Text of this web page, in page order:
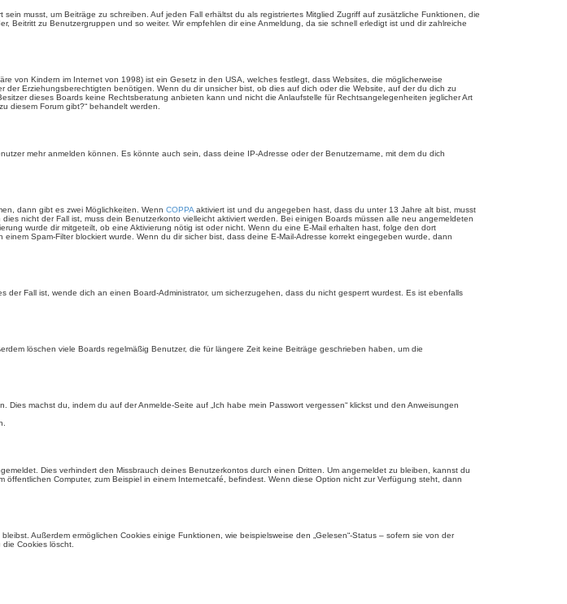
musst, um Beiträge zu schreiben. Auf jeden Fall erhältst du als registriertes Mitglied Zugriff auf zusätzliche Funktionen, die
Beitritt zu Benutzergruppen und so weiter. Wir empfehlen dir eine Anmeldung, da sie schnell erledigt ist und dir zahlreiche
von Kindern im Internet von 1998) ist ein Gesetz in den USA, welches festlegt, dass Websites, die möglicherweise
Erziehungsberechtigten benötigen. Wenn du dir unsicher bist, ob dies auf dich oder die Website, auf der du dich zu
dieses Boards keine Rechtsberatung anbieten kann und nicht die Anlaufstelle für Rechtsangelegenheiten jeglicher Art
diesem Forum gibt?“ behandelt werden.
mehr anmelden können. Es könnte auch sein, dass deine IP-Adresse oder der Benutzername, mit dem du dich
dann gibt es zwei Möglichkeiten. Wenn COPPA aktiviert ist und du angegeben hast, dass du unter 13 Jahre alt bist, musst
nicht der Fall ist, muss dein Benutzerkonto vielleicht aktiviert werden. Bei einigen Boards müssen alle neu angemeldeten
wurde dir mitgeteilt, ob eine Aktivierung nötig ist oder nicht. Wenn du eine E-Mail erhalten hast, folge den dort
Spam-Filter blockiert wurde. Wenn du dir sicher bist, dass deine E-Mail-Adresse korrekt eingegeben wurde, dann
Fall ist, wende dich an einen Board-Administrator, um sicherzugehen, dass du nicht gesperrt wurdest. Es ist ebenfalls
löschen viele Boards regelmäßig Benutzer, die für längere Zeit keine Beiträge geschrieben haben, um die
machst du, indem du auf der Anmelde-Seite auf „Ich habe mein Passwort vergessen“ klickst und den Anweisungen
Dies verhindert den Missbrauch deines Benutzerkontos durch einen Dritten. Um angemeldet zu bleiben, kannst du
Computer, zum Beispiel in einem Internetcafé, befindest. Wenn diese Option nicht zur Verfügung steht, dann
Außerdem ermöglichen Cookies einige Funktionen, wie beispielsweise den „Gelesen“-Status – sofern sie von der
Cookies löscht.